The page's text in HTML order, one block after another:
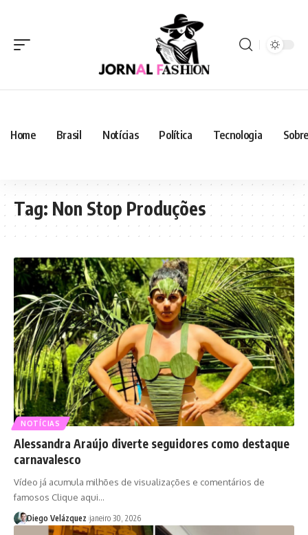
Home Brasil Notícias Política Tecnologia
Tag: Non Stop Produções
NOTÍCIAS
Alessandra Araújo diverte seguidores como destaque
carnavalesco
Vídeo já acumula milhões de visualizações e comentários de
famosos Clique aqui…
Diego Velázquez janeiro 30, 2026